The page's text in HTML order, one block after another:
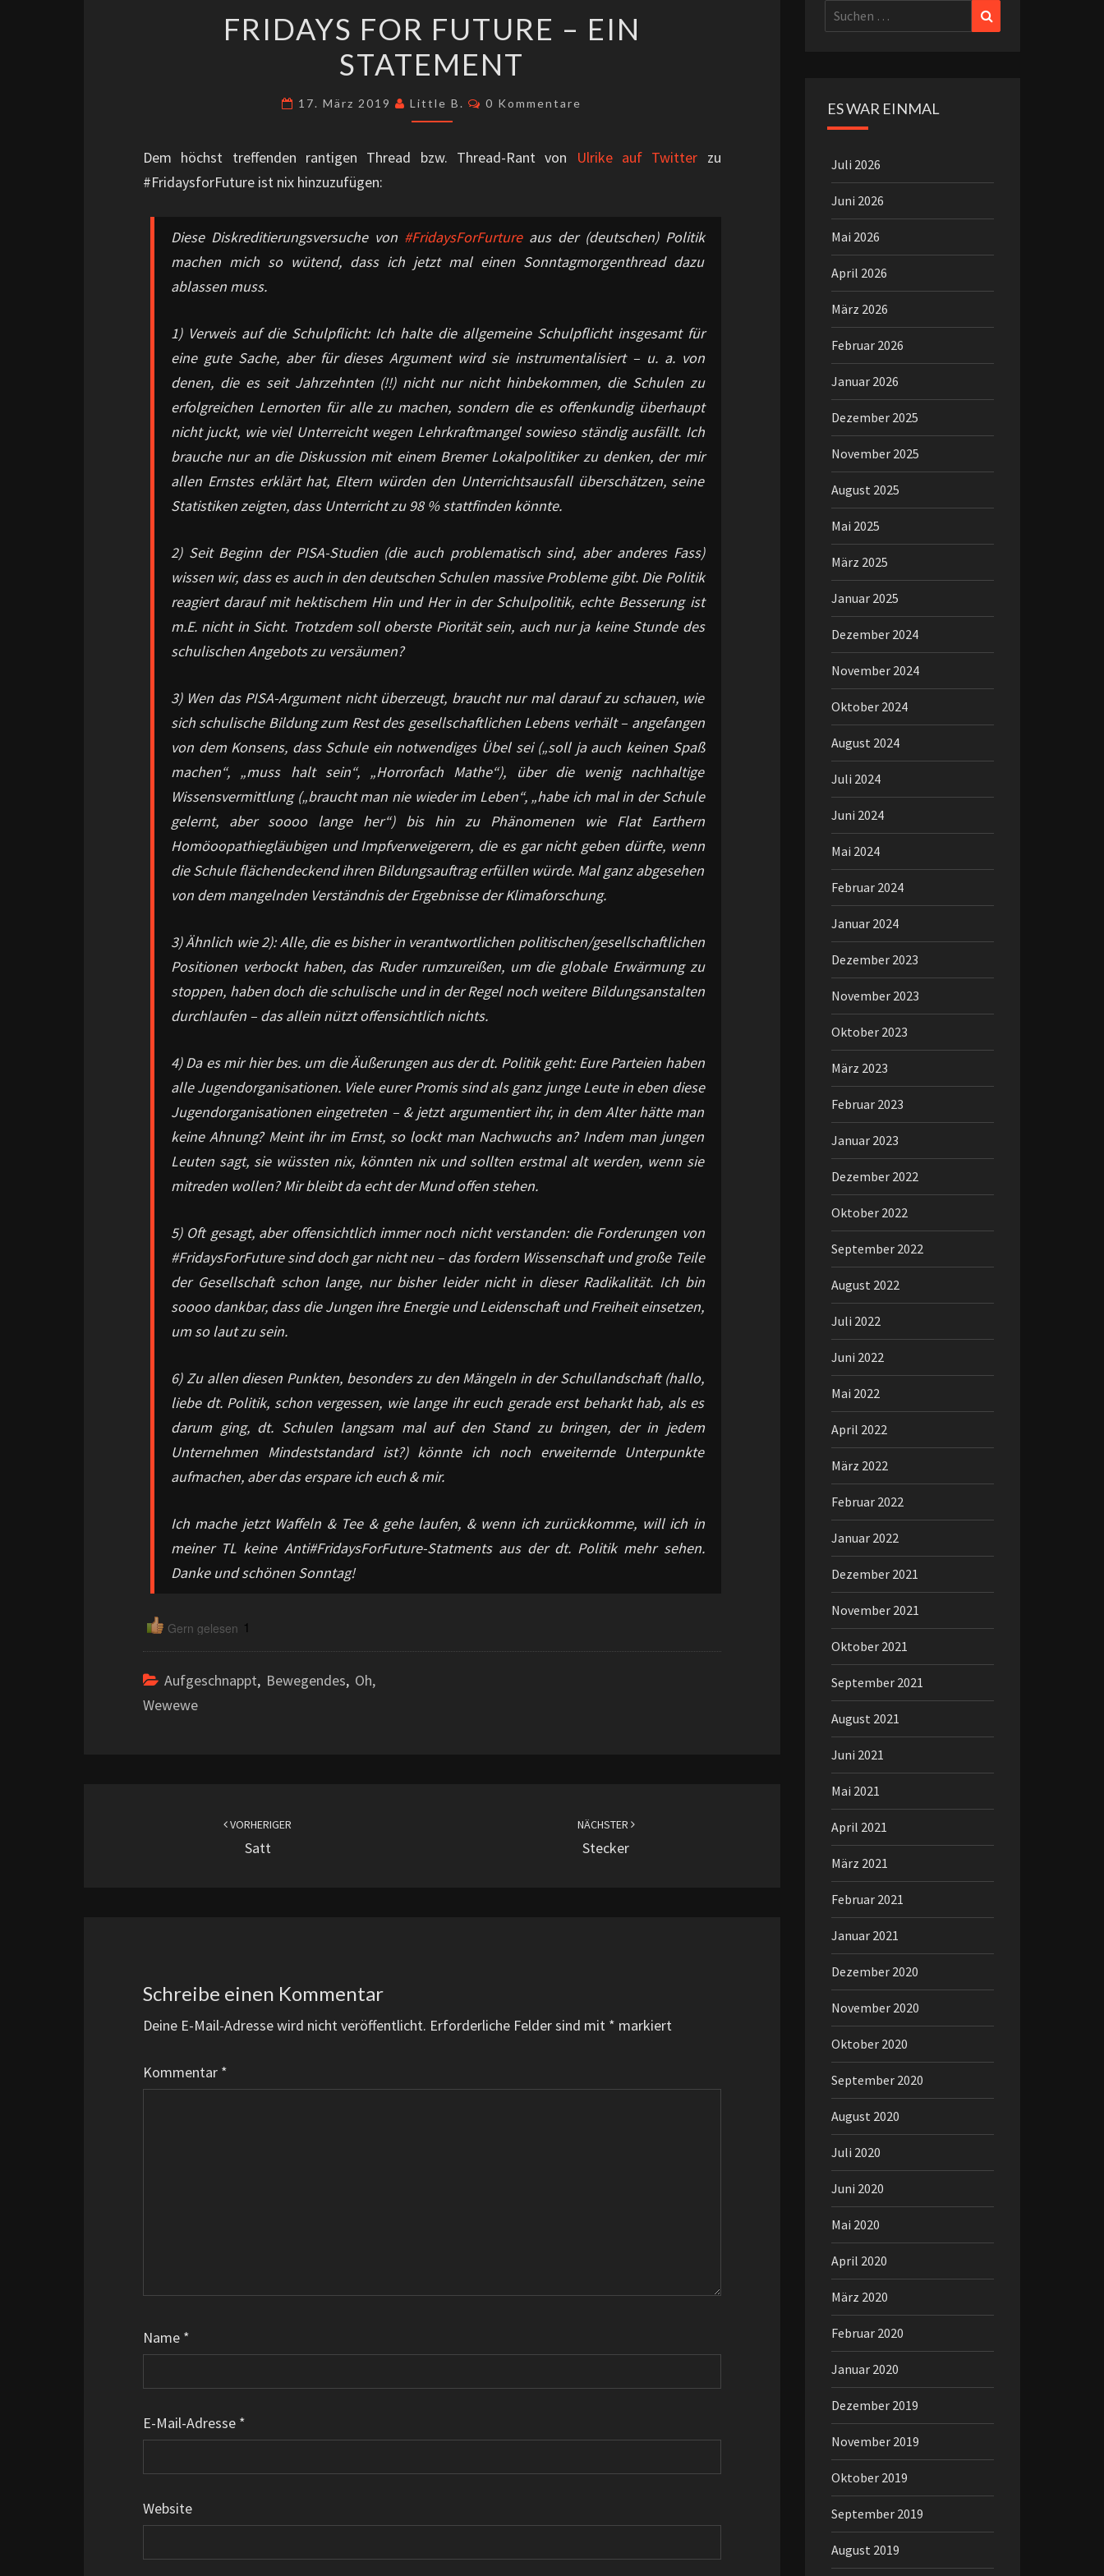
FOR
FUTURE
–
EIN
FRIDAYS FOR FUTURE – EIN
STATEMENT
17. März 2019 Little B. Kommentare
0 Kommentare
Dem höchst treffenden rantigen Thread bzw. Thread-Rant von Ulrike auf Twitter zu
#FridaysforFuture ist nix hinzuzufügen:
Diese Diskreditierungsversuche von #FridaysForFurtureaus der (deutschen) Politik
machen mich so wütend, dass ich jetzt mal einen Sonntagmorgenthread dazu
ablassen muss.
1) Verweis auf die Schulpflicht: Ich halte die allgemeine Schulpflicht insgesamt für
eine gute Sache, aber für dieses Argument wird sie instrumentalisiert – u. a. von
denen, die es seit Jahrzehnten (!!) nicht nur nicht hinbekommen, die Schulen zu
erfolgreichen Lernorten für alle zu machen, sondern die es offenkundig überhaupt
nicht juckt, wie viel Unterreicht wegen Lehrkraftmangel sowieso ständig ausfällt. Ich
brauche nur an die Diskussion mit einem Bremer Lokalpolitiker zu denken, der mir
allen Ernstes erklärt hat, Eltern würden den Unterrichtsausfall überschätzen, seine
Statistiken zeigten, dass Unterricht zu 98 % stattfinden könnte.
2) Seit Beginn der PISA-Studien (die auch problematisch sind, aber anderes Fass)
wissen wir, dass es auch in den deutschen Schulen massive Probleme gibt. Die Politik
reagiert darauf mit hektischem Hin und Her in der Schulpolitik, echte Besserung ist
m.E. nicht in Sicht. Trotzdem soll oberste Piorität sein, auch nur ja keine Stunde des
schulischen Angebots zu versäumen?
3) Wen das PISA-Argument nicht überzeugt, braucht nur mal darauf zu schauen, wie
sich schulische Bildung zum Rest des gesellschaftlichen Lebens verhält – angefangen
von dem Konsens, dass Schule ein notwendiges Übel sei („soll ja auch keinen Spaß
machen“, „muss halt sein“, „Horrorfach Mathe“), über die wenig nachhaltige
Wissensvermittlung („braucht man nie wieder im Leben“, „habe ich mal in der Schule
gelernt, aber soooo lange her“) bis hin zu Phänomenen wie Flat Earthern
Homöoopathiegläubigen und Impfverweigerern, die es gar nicht geben dürfte, wenn
die Schule flächendeckend ihren Bildungsauftrag erfüllen würde. Mal ganz abgesehen
von dem mangelnden Verständnis der Ergebnisse der Klimaforschung.
3) Ähnlich wie 2): Alle, die es bisher in verantwortlichen politischen/gesellschaftlichen
Positionen verbockt haben, das Ruder rumzureißen, um die globale Erwärmung zu
stoppen, haben doch die schulische und in der Regel noch weitere Bildungsanstalten
durchlaufen – das allein nützt offensichtlich nichts.
4) Da es mir hier bes. um die Äußerungen aus der dt. Politik geht: Eure Parteien haben
alle Jugendorganisationen. Viele eurer Promis sind als ganz junge Leute in eben diese
Jugendorganisationen eingetreten – & jetzt argumentiert ihr, in dem Alter hätte man
keine Ahnung? Meint ihr im Ernst, so lockt man Nachwuchs an? Indem man jungen
Leuten sagt, sie wüssten nix, könnten nix und sollten erstmal alt werden, wenn sie
mitreden wollen? Mir bleibt da echt der Mund offen stehen.
5) Oft gesagt, aber offensichtlich immer noch nicht verstanden: die Forderungen von
#FridaysForFuture sind doch gar nicht neu – das fordern Wissenschaft und große Teile
der Gesellschaft schon lange, nur bisher leider nicht in dieser Radikalität. Ich bin
soooo dankbar, dass die Jungen ihre Energie und Leidenschaft und Freiheit einsetzen,
um so laut zu sein.
6) Zu allen diesen Punkten, besonders zu den Mängeln in der Schullandschaft (hallo,
liebe dt. Politik, schon vergessen, wie lange ihr euch gerade erst beharkt hab, als es
darum ging, dt. Schulen langsam mal auf den Stand zu bringen, der in jedem
Unternehmen Mindeststandard ist?) könnte ich noch erweiternde Unterpunkte
aufmachen, aber das erspare ich euch & mir.
Ich mache jetzt Waffeln & Tee & gehe laufen, & wenn ich zurückkomme, will ich in
meiner TL keine Anti#FridaysForFuture-Statments aus der dt. Politik mehr sehen.
Danke und schönen Sonntag!
Gern gelesen 1
Aufgeschnappt, Bewegendes, Oh,
Wewewe
VORHERIGER
Satt
NÄCHSTER
Stecker
Schreibe einen Kommentar
Deine E-Mail-Adresse wird nicht veröffentlicht. Erforderliche Felder sind mit * markiert
Kommentar *
Name *
E-Mail-Adresse *
Website
Suchen
nach:
ES WAR EINMAL
Juli 2026
Juni 2026
Mai 2026
April 2026
März 2026
Februar 2026
Januar 2026
Dezember 2025
November 2025
August 2025
Mai 2025
März 2025
Januar 2025
Dezember 2024
November 2024
Oktober 2024
August 2024
Juli 2024
Juni 2024
Mai 2024
Februar 2024
Januar 2024
Dezember 2023
November 2023
Oktober 2023
März 2023
Februar 2023
Januar 2023
Dezember 2022
Oktober 2022
September 2022
August 2022
Juli 2022
Juni 2022
Mai 2022
April 2022
März 2022
Februar 2022
Januar 2022
Dezember 2021
November 2021
Oktober 2021
September 2021
August 2021
Juni 2021
Mai 2021
April 2021
März 2021
Februar 2021
Januar 2021
Dezember 2020
November 2020
Oktober 2020
September 2020
August 2020
Juli 2020
Juni 2020
Mai 2020
April 2020
März 2020
Februar 2020
Januar 2020
Dezember 2019
November 2019
Oktober 2019
September 2019
August 2019